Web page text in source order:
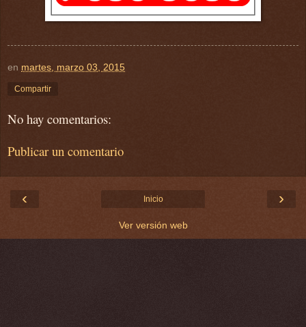
en martes, marzo 03, 2015
Compartir
No hay comentarios:
Publicar un comentario
‹ ›
Inicio
Ver versión web